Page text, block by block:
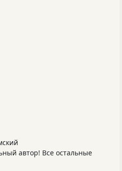
автор! Все остальные